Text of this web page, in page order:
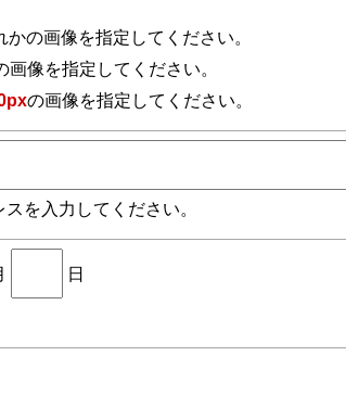
の画像を指定してください。
画像を指定してください。
の画像を指定してください。
を入力してください。
日